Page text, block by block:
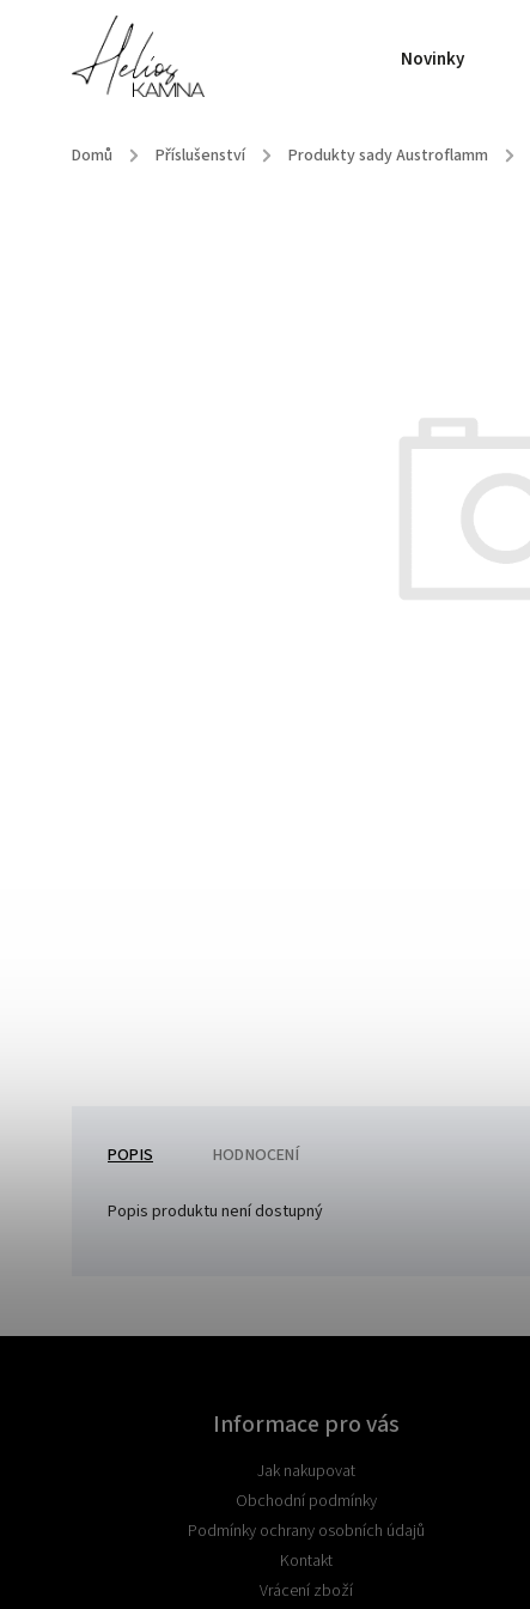
Novinky
Domů / Příslušenství / Produkty sady Austroflamm /
POPIS HODNOCENÍ
Popis produktu není dostupný
Informace pro vás
Jak nakupovat
Obchodní podmínky
Podmínky ochrany osobních údajů
Kontakt
Vrácení zboží